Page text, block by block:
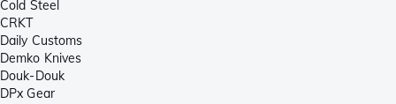
Cold Steel
CRKT
Daily Customs
Demko Knives
Douk-Douk
DPx Gear